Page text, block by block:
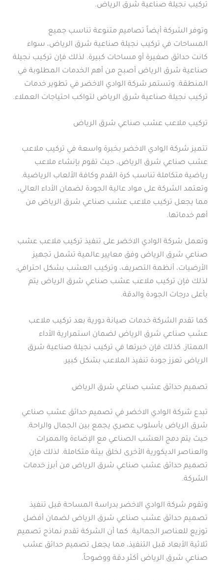
تركيب نجيلة صناعية شرق الرياض.
وتوفر الشركة أيضاً تصاميم متنوعة تناسب جميع
المساحات في تركيب نجيلة صناعية شرق الرياض، سواء
كانت حدائق صغيرة أو مساحات كبيرة. لذلك فإن تركيب نجيلة
صناعية شرق الرياض أصبح من أهم الخدمات المطلوبة في
المنطقة. وتستمر شركة الوادي الاخضر في تطوير خدمات
تركيب نجيلة صناعية شرق الرياض لتواكب احتياجات العملاء.
تركيب ملاعب عشب صناعي شرق الرياض
تتميز شركة الوادي الاخضر بخبرة واسعة في تركيب ملاعب
عشب صناعي شرق الرياض، حيث تقوم بإنشاء ملاعب
رياضية متكاملة تناسب كرة القدم وكافة الألعاب الرياضية.
وتعتمد الشركة على مواد عالية الجودة لضمان الأداء العالي،
مما يجعل تركيب ملاعب عشب صناعي شرق الرياض من
أهم خدماتها.
وتعمل شركة الوادي الاخضر على تنفيذ تركيب ملاعب عشب
صناعي شرق الرياض وفق معايير عالمية تشمل تجهيز
الأرضيات، أنظمة التصريف، وتركيب العشب بشكل احترافي.
لذلك فإن تركيب ملاعب عشب صناعي شرق الرياض يتم
بأعلى درجات الجودة والدقة.
كما تقدم الشركة خدمات صيانة دورية بعد تركيب ملاعب
عشب صناعي شرق الرياض لضمان استمرارية الأداء
الممتاز. كذلك فإن خبرتها في تركيب نجيلة صناعية شرق
الرياض تعزز جودة تنفيذ الملاعب بشكل كبير.
تصميم حدائق عشب صناعي شرق الرياض
تبدع شركة الوادي الاخضر في تصميم حدائق عشب صناعي
شرق الرياض بأسلوب عصري يجمع بين الجمال والراحة.
حيث يتم دمج العشب الصناعي مع الإضاءة والممرات
والعناصر الديكورية الأخرى لخلق بيئة متكاملة. لذلك فإن
تصميم حدائق عشب صناعي شرق الرياض من أبرز خدمات
الشركة.
وتقوم شركة الوادي الاخضر بدراسة المساحة قبل تنفيذ
تصميم حدائق عشب صناعي شرق الرياض لضمان أفضل
توزيع للعناصر الجمالية. كما أن الشركة تقدم نماذج تصميم
ثلاثية الأبعاد قبل التنفيذ، مما يجعل تصميم حدائق عشب
صناعي شرق الرياض أكثر دقة ووضوحاً.